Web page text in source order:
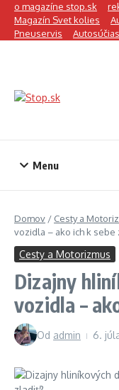
Preskočiť na obsah
o magazíne stop.sk
Magazín Svet kolies
Pneuservis
Menu
Domov / Cesty a
vozidla – ako ich k sebe
Cesty a Motorizmus
Dizajny
vozidla –
Od admin 6.